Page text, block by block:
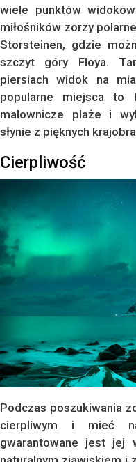
wiele punktów
miłośników zorzy
Storsteinen, gdzie
szczyt góry Floya.
piersiach widok na
popularne miejsca to
malownicze plaże i
słynie z pięknych
Cierpliwość
Podczas poszukiwania
cierpliwym i mieć
gwarantowane jest jej